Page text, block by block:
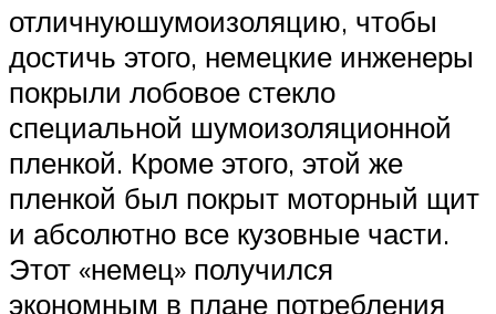
отличнуюшумоизоляцию, чтобы
достичь этого, немецкие инженеры
покрыли лобовое стекло
специальной шумоизоляционной
пленкой. Кроме этого, этой же
пленкой был покрыт моторный щит
и абсолютно все кузовные части.
Этот «немец» получился
экономным в плане потребления